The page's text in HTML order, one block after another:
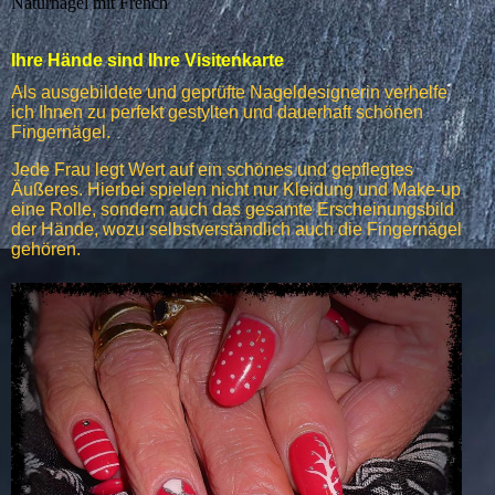
Ihre Hände sind Ihre Visitenkarte
Als ausgebildete und geprüfte Nageldesignerinverhelfe
ich Ihnen zu perfekt gestylten und dauerhaft schönen
Fingernägel.
Jede Frau legt Wert auf ein schönes und gepflegtes
Äußeres. Hierbei spielen nicht nur Kleidung und Make-up
eine Rolle, sondern auch das gesamte Erscheinungsbild
der Hände, wozu selbstverständlich auch die Fingernägel
gehören.